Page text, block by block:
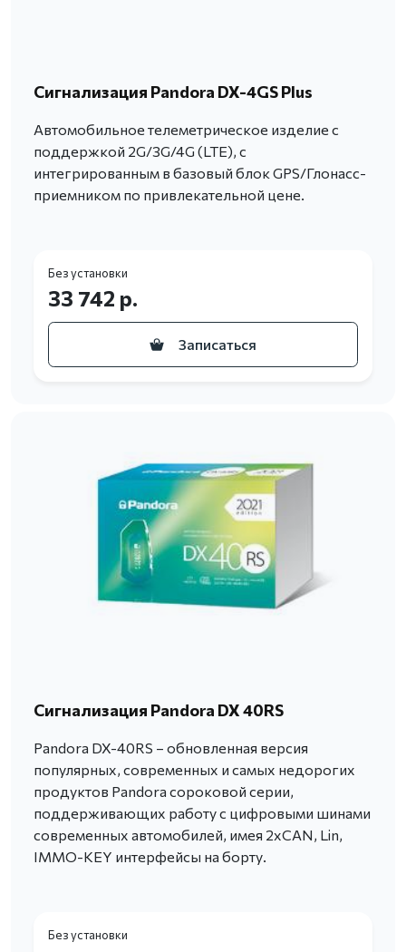
Сигнализация Pandora DX-4GS Plus
Автомобильное телеметрическое изделие с
поддержкой 2G/3G/4G (LTE), с
интегрированным в базовый блок GPS/Глонасс-
приемником по привлекательной цене.
Без установки
33 742 р.
Записаться
Сигнализация Pandora DX 40RS
Pandora DX-40RS – обновленная версия
популярных, современных и самых недорогих
продуктов Pandora сороковой серии,
поддерживающих работу с цифровыми шинами
современных автомобилей, имея 2хCAN, Lin,
IMMO-KEY интерфейсы на борту.
Без установки